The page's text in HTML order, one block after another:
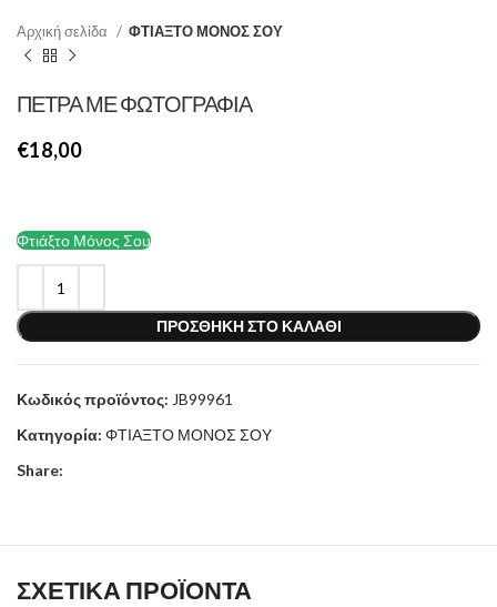
Αρχική σελίδα ΦΤΙΑΞΤΟ ΜΟΝΟΣ ΣΟΥ
ΠΕΤΡΑ ΜΕ ΦΩΤΟΓΡΑΦΙΑ
€
Φτιάξτο Μόνος Σου
ΠΡΟΣΘΉΚΗ ΣΤΟ ΚΑΛΆΘΙ
Κωδικός προϊόντος: JB99961
Κατηγορία: ΦΤΙΑΞΤΟ ΜΟΝΟΣ ΣΟΥ
Share:
ΣΧΕΤΙΚΆ ΠΡΟΪΌΝΤΑ